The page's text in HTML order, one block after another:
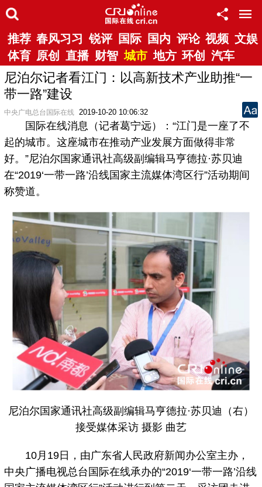
推荐 春风习习 锐评 国际 国内 评论 视频 文娱
体育 原创 直播 财智 城市 地方 环创 汽车
尼泊尔记者看江门：以高新技术产业助推“一
带一路”建设
中央广电总台国际在线 2019-10-20 10:06:32
国际在线消息（记者葛宁远）：“江门是一座了不
起的城市。这座城市在推动产业发展方面做得非常
好。”尼泊尔国家通讯社高级副编辑马亨德拉·苏贝迪
在“2019‘一带一路’沿线国家主流媒体湾区行”活动期间
称赞道。
尼泊尔国家通讯社高级副编辑马亨德拉·苏贝迪（右）
接受媒体采访 摄影 曲艺
10月19日，由广东省人民政府新闻办公室主办，
中央广播电视总台国际在线承办的“2019‘一带一路’沿线